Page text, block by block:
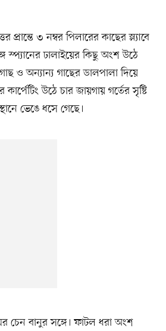
৩ নম্বর পিলারের কাছের স্ল্যাবে
স্প্যানের ঢালাইয়ের কিছু অংশ উঠে
ও অন্যান্য গাছের ডালপালা দিয়ে
উঠে চার জায়গায় গর্তের সৃষ্টি
ভেঙে ধসে গেছে।
চেন বানুর সঙ্গে। ফাটল ধরা অংশ